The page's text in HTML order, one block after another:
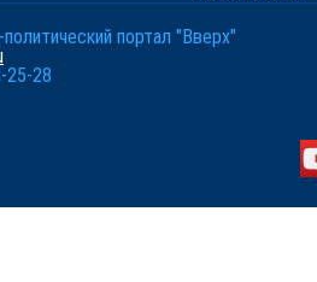
портал "Вверх"
25-28